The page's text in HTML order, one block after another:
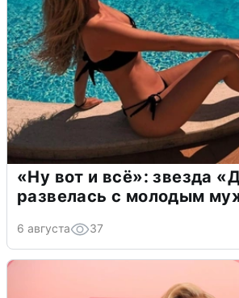
«Ну вот и всё»: звезда
развелась с молодым
6 августа 37